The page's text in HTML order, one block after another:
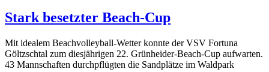
Stark besetzter Beach-Cup
Mit idealem Beachvolleyball-Wetter konnte der VSV Fortuna
Göltzschtal zum diesjährigen 22. Grünheider-Beach-Cup aufwarten.
43 Mannschaften durchpflügten die Sandplätze im Waldpark